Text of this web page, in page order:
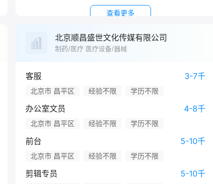
查看更多
北京顺昌盛世文化传媒有限公司
制药/医疗 医疗设备/器械
客服 3-7千
北京市 昌平区 经验不限 学历不限
办公室文员 4-8千
北京市 昌平区 经验不限 学历不限
前台 5-10千
北京市 昌平区 经验不限 学历不限
剪辑专员 5-10千